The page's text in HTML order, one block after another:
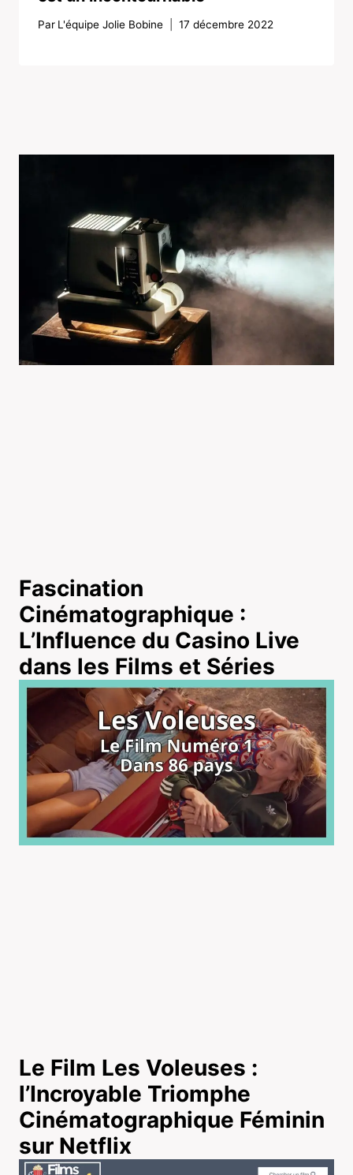
Par L'équipe Jolie Bobine 17 décembre 2022
Fascination
Cinématographique :
L’Influence du Casino Live
dans les Films et Séries
Le Film Les Voleuses :
l’Incroyable Triomphe
Cinématographique Féminin
sur Netflix